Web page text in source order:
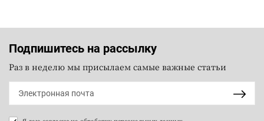
Подпишитесь на рассылку
Раз в неделю мы присылаем самые важные статьи